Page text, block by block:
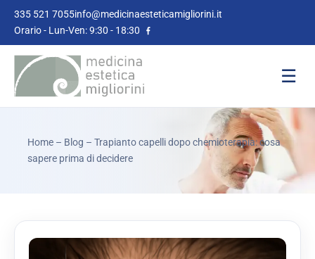
335 521 7055info@medicinaesteticamigliorini.it
Orario - Lun-Ven: 9:30 - 18:30
☰
Home – Blog – Trapianto capelli dopo chemioterapia: cosa
sapere prima di decidere